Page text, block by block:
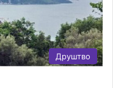
Друштво